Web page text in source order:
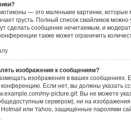
— это маленькие картинки,
грусть. Полный список смайликов
сделать сообщение нечитаемым, и
также может ограничить
изображения к сообщениям?
изображения в ваших сообщениях.
Если нет, вы должны указать
my-picture.gif. Вы не можете
сервером), ни на
или Yahoo, защищённые паролями